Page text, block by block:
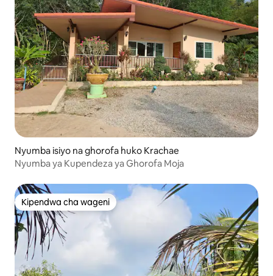
Nyumba isiyo na ghorofa huko Krachae
Nyumba ya Kupendeza ya Ghorofa Moja
Kipendwa cha wageni
Kipendwa cha wageni